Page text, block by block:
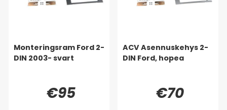
Monteringsram Ford 2-
DIN 2003- svart
€95
ACV Asennuskehys 2-
DIN Ford, hopea
€70